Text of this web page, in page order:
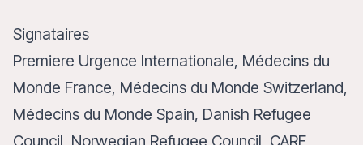
Signataires
Premiere Urgence Internationale, Médecins du
Monde France, Médecins du Monde Switzerland,
Médecins du Monde Spain, Danish Refugee
Council, Norwegian Refugee Council, CARE